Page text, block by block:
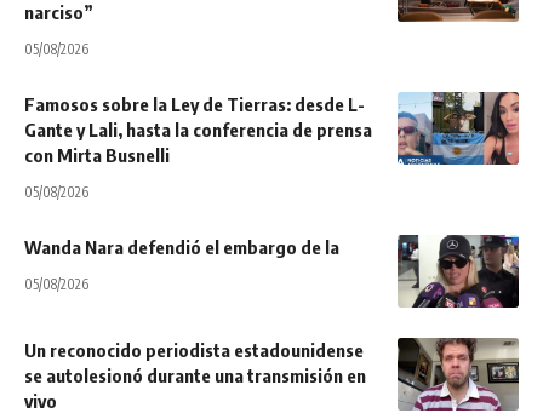
narciso”
05/08/2026
Famosos sobre la Ley de Tierras: desde L-
Gante y Lali, hasta la conferencia de prensa
con Mirta Busnelli
05/08/2026
Wanda Nara defendió el embargo de la
05/08/2026
Un reconocido periodista estadounidense
se autolesionó durante una transmisión en
vivo